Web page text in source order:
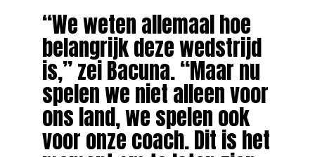
“We weten allemaal hoe
belangrijk deze wedstrijd
is,” zei Bacuna. “Maar nu
spelen we niet alleen voor
ons land, we spelen ook
voor onze coach. Dit is het